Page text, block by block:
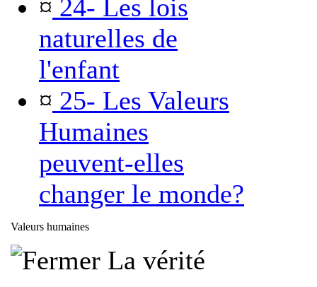
¤ 24- Les lois
naturelles de
l'enfant
¤ 25- Les Valeurs
Humaines
peuvent-elles
changer le monde?
Valeurs humaines
La vérité